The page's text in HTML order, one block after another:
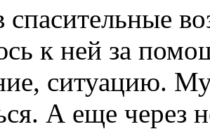
к ней за
ситуацию.
А еще через